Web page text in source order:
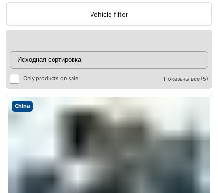
Vehicle filter
Only products on sale Показаны все (5)
China